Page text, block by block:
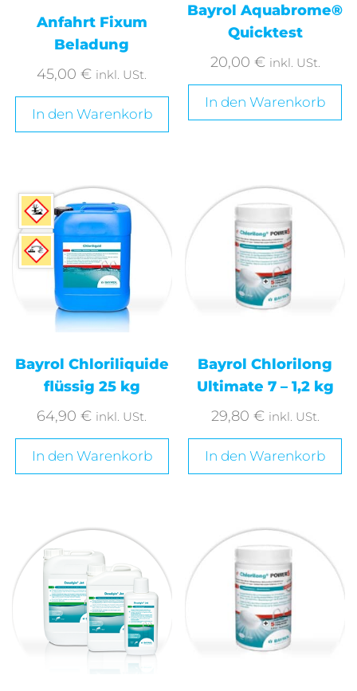
Anfahrt Fixum
Beladung
45,00€ inkl. USt.
In den Warenkorb
Bayrol Aquabrome®
Quicktest
20,00 € inkl. USt.
In den Warenkorb
Bayrol Chloriliquide
flüssig 25 kg
64,90€ inkl. USt.
In den Warenkorb
Bayrol Chlorilong
Ultimate 7 – 1,2 kg
29,80 € inkl. USt.
In den Warenkorb